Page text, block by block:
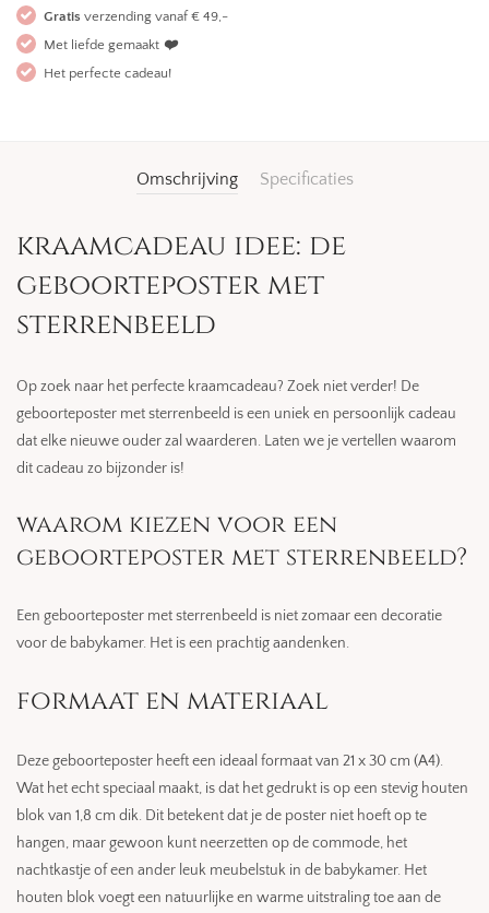
Gratis verzending vanaf € 49,-
Met liefde gemaakt ❤️
Het perfecte cadeau!
Omschrijving Specificaties
kraamcadeau idee: de
geboorteposter met
sterrenbeeld
Op zoek naar het perfecte kraamcadeau? Zoek niet verder! De
geboorteposter met sterrenbeeld is een uniek en persoonlijk cadeau
dat elke nieuwe ouder zal waarderen. Laten we je vertellen waarom
dit cadeau zo bijzonder is!
waarom kiezen voor een
geboorteposter met sterrenbeeld?
Een geboorteposter met sterrenbeeld is niet zomaar een decoratie
voor de babykamer. Het is een prachtig aandenken.
formaat en materiaal
Deze geboorteposter heeft een ideaal formaat van 21 x 30 cm (A4).
Wat het echt speciaal maakt, is dat het gedrukt is op een stevig houten
blok van 1,8 cm dik. Dit betekent dat je de poster niet hoeft op te
hangen, maar gewoon kunt neerzetten op de commode, het
nachtkastje of een ander leuk meubelstuk in de babykamer. Het
houten blok voegt een natuurlijke en warme uitstraling toe aan de